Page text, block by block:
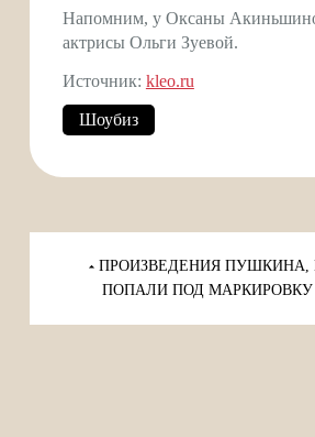
Напомним, у Оксаны
актрисы Ольги Зуевой.
Источник: kleo.ru
Шоубиз
Навигация
записям
ПРОИЗВЕДЕНИЯ ПУШКИНА,
ПОПАЛИ ПОД